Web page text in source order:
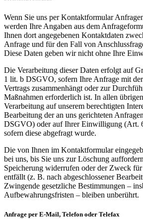
Wenn Sie uns per Kontaktformular
werden Ihre Angaben aus dem
Ihnen dort angegebenen Kontaktdaten
Anfrage und für den Fall von
Diese Daten geben wir nicht ohne Ihre
Die Verarbeitung dieser Daten erfolgt auf
1 lit. b DSGVO, sofern Ihre Anfrage mit
Vertrags zusammenhängt oder zur
Maßnahmen erforderlich ist. In allen
Verarbeitung auf unserem berechtigten
Bearbeitung der an uns gerichteten
DSGVO) oder auf Ihrer Einwilligung (Art.
sofern diese abgefragt wurde.
Die von Ihnen im Kontaktformular
bei uns, bis Sie uns zur Löschung
Speicherung widerrufen oder der Zweck
entfällt (z. B. nach abgeschlossener
Zwingende gesetzliche Bestimmungen –
Aufbewahrungsfristen – bleiben unberührt.
Anfrage per E-Mail, Telefon oder Telefax